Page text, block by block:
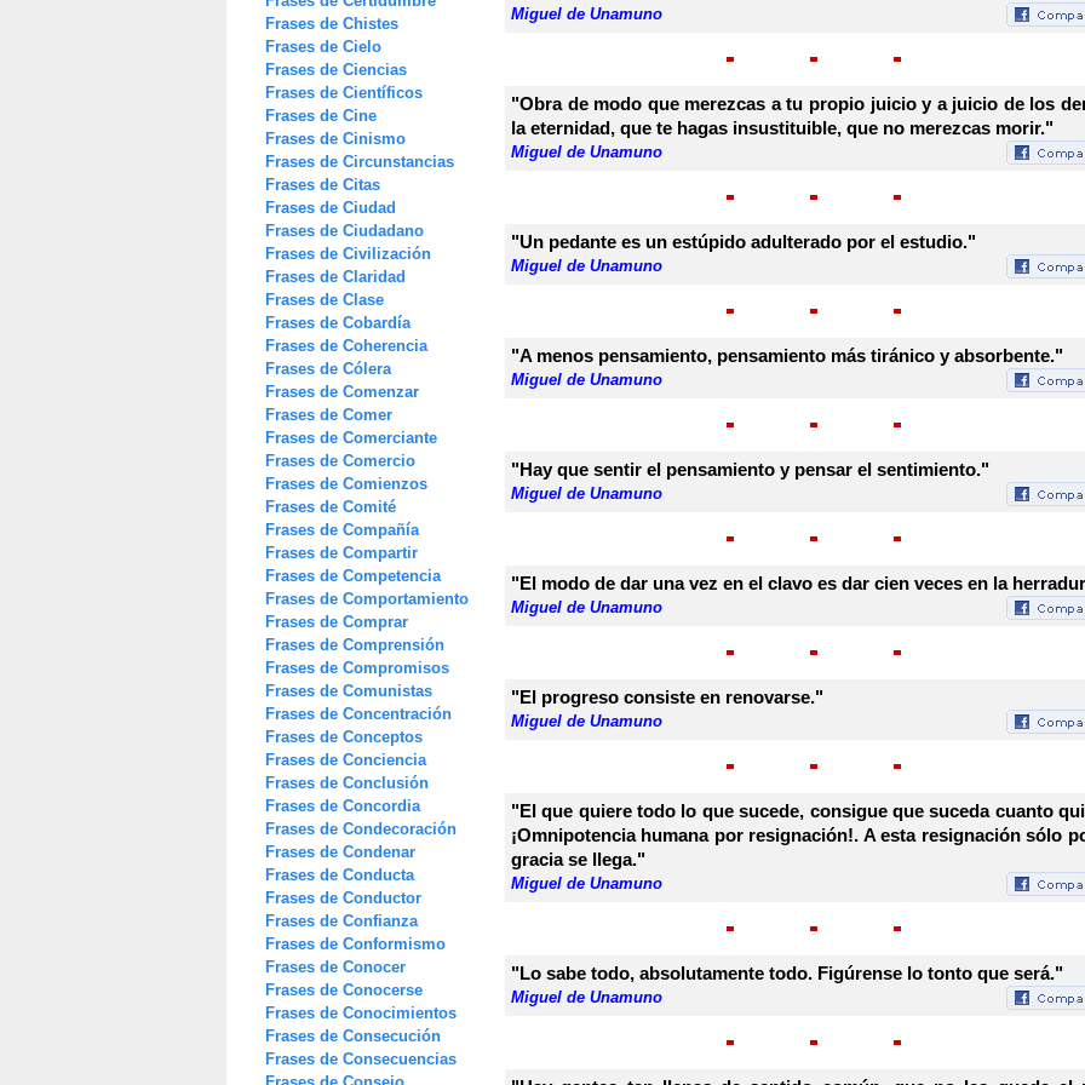
Frases de Chistes
Frases de Cielo
Frases de Ciencias
Frases de Científicos
Frases de Cine
Frases de Cinismo
Frases de Circunstancias
Frases de Citas
Frases de Ciudad
Frases de Ciudadano
Frases de Civilización
Frases de Claridad
Frases de Clase
Frases de Cobardía
Frases de Coherencia
Frases de Cólera
Frases de Comenzar
Frases de Comer
Frases de Comerciante
Frases de Comercio
Frases de Comienzos
Frases de Comité
Frases de Compañía
Frases de Compartir
Frases de Competencia
Frases de Comportamiento
Frases de Comprar
Frases de Comprensión
Frases de Compromisos
Frases de Comunistas
Frases de Concentración
Frases de Conceptos
Frases de Conciencia
Frases de Conclusión
Frases de Concordia
Frases de Condecoración
Frases de Condenar
Frases de Conducta
Frases de Conductor
Frases de Confianza
Frases de Conformismo
Frases de Conocer
Frases de Conocerse
Frases de Conocimientos
Frases de Consecución
Frases de Consecuencias
Miguel de Unamuno
"Obra de modo que merezcas a tu propio juicio y a juicio de los
la eternidad, que te hagas insustituible, que no merezcas morir."
Miguel de Unamuno
"Un pedante es un estúpido adulterado por el estudio."
Miguel de Unamuno
"A menos pensamiento, pensamiento más tiránico y absorbente."
Miguel de Unamuno
"Hay que sentir el pensamiento y pensar el sentimiento."
Miguel de Unamuno
"El modo de dar una vez en el clavo es dar cien veces en la
Miguel de Unamuno
"El progreso consiste en renovarse."
Miguel de Unamuno
"El que quiere todo lo que sucede, consigue que suceda cuanto
¡Omnipotencia humana por resignación!. A esta resignación sólo
gracia se llega."
Miguel de Unamuno
"Lo sabe todo, absolutamente todo. Figúrense lo tonto que será."
Miguel de Unamuno